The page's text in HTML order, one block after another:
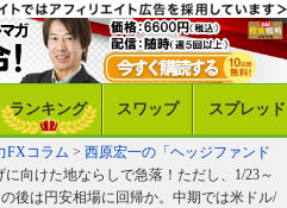
ランキング スワップ スプレッド
FXコラム > 西原宏一の「ヘッジファンド
向けた地ならしで急落！ただし、1/23～
後は円安相場に回帰か。中期では米ドル/